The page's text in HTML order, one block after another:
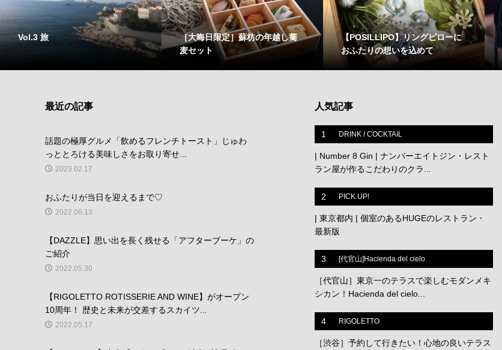
Vol.3 旅
［大晦日限定］蘇枋の年越し蕎
麦セット
【POSILLIPO】リングピローに
おふたりの想いを込めて
最近の記事
話題の極厚グルメ「飲めるフレンチトースト」じゅわ
っととろける美味しさをお取り寄せ...
2023.02.17
おふたりが当日を迎えるまで♡
2022.06.13
【DAZZLE】思い出を長く残せる「アフターブーケ」の
ご紹介
2022.05.30
【RIGOLETTO ROTISSERIE AND WINE】がオープン
10周年！ 歴史と未来が交差するスカイツ...
2022.05.17
人気記事
1 DRINK / COCKTAIL
| Number 8 Gin | ナンバーエイトジン・レスト
ラン屋が作るこだわりのクラ...
2 PICK UP!
| 東京都内 | 個室のあるHUGEのレストラン・
最新版
3 [代官山]Hacienda del cielo
［代官山］東京一のテラスで楽しむモダンメキ
シカン！Hacienda del cielo...
4 RIGOLETTO
［渋谷］予約して行きたい！心地の良いテラス